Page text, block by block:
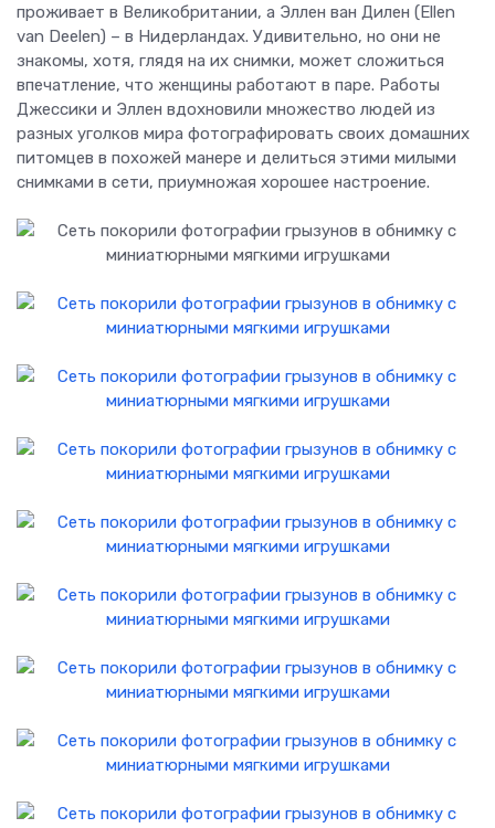
проживает в Великобритании, а Эллен ван Дилен (Ellen
van Deelen) – в Нидерландах. Удивительно, но они не
знакомы, хотя, глядя на их снимки, может сложиться
впечатление, что женщины работают в паре. Работы
Джессики и Эллен вдохновили множество людей из
разных уголков мира фотографировать своих домашних
питомцев в похожей манере и делиться этими милыми
снимками в сети, приумножая хорошее настроение.